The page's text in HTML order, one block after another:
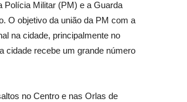
Polícia Militar (PM) e a Guarda
O objetivo da união da PM com a
na cidade, principalmente no
cidade recebe um grande número
no Centro e nas Orlas de